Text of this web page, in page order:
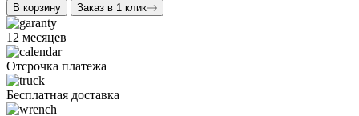
В корзину Заказ в 1 клик
12 месяцев
Отсрочка платежа
Бесплатная доставка